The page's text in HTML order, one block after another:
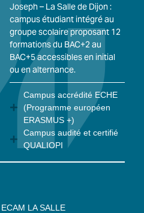
Joseph – La Salle de Dijon :
campus étudiant intégré au
groupe scolaire proposant 12
formations du BAC+2 au
BAC+5 accessibles en initial
ou en alternance.
Campus accrédité ECHE
(Programme européen
ERASMUS +)
Campus audité et certifié
QUALIOPI
LA SALLE